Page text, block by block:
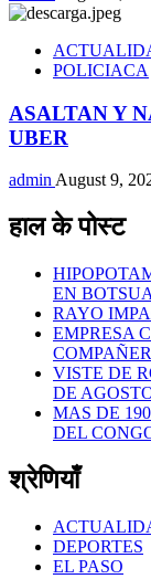
POLICIACA
ASALTAN Y
UBER
adminAugust 9,
हाल के पोस्ट
EN
RAYO
EMPRESA
VISTE DE
DE
MAS DE
DEL
श्रेणियाँ
DEPORTES
EL PASO